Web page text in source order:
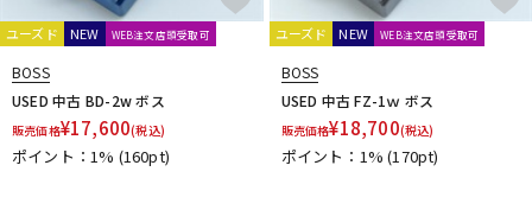
RESONANT ELECTRONIC DESIGN
Retro-Sonic
Reunion Blues
RevoL effects
REVV RMC
Rocktron
S
Sadowsky SeamoonFX Seide
SENNHEISER
Shigemori
shin’s music
SHINOS amplifier company Ltd.
ユーズド NEW WEB注文店頭受取可
BOSS
USED 中古 BD-2w ボス
販売価格¥17,600(税込)
ポイント：1% (160pt)
ユーズド NEW WEB注文店頭受取可
BOSS
USED 中古 FZ-1ｗ ボス
販売価格¥18,700(税込)
ポイント：1%(170pt)